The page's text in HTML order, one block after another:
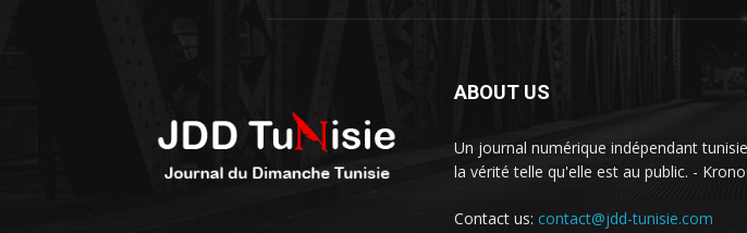
ABOUT US
Un journal numérique indépendant
la vérité telle qu'elle est au public. -
Contact us: contact@jdd-tunisie.com